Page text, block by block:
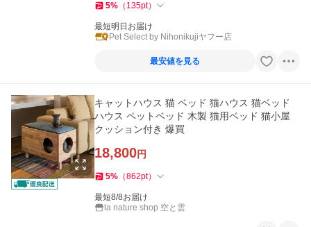
5% （ 135pt）
最短明日お届け
Pet Select by Nihonikujiヤフー店
最安値を見る
キャットハウス 猫 ベッド 猫ハウス 猫ベッド
ハウス ペットベッド 木製 猫用ベッド 猫小屋
クッション付き 爆買
18,800円
5% （862pt）
最短8/8お届け
la nature shop 空と雲